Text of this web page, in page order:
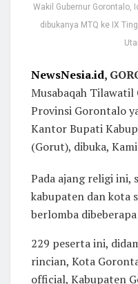
Wakil Gubernur Gorontalo,
dibukanya MTQ ke IX
NewsNesia.id,
Musabaqah
Provinsi Gorontalo
Kantor Bupati
(Gorut), dibuka,
Pada ajang religi ini,
kabupaten dan kota
berlomba
229 peserta ini,
rincian, Kota
official, Kabupaten